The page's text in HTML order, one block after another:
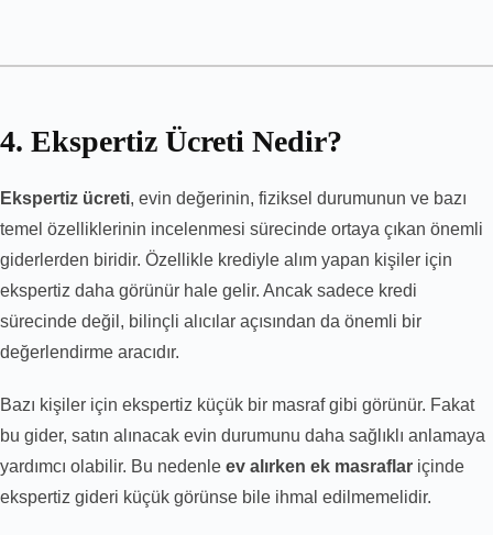
4. Ekspertiz Ücreti Nedir?
Ekspertiz ücreti, evin değerinin, fiziksel durumunun ve bazı
temel özelliklerinin incelenmesi sürecinde ortaya çıkan önemli
giderlerden biridir. Özellikle krediyle alım yapan kişiler için
ekspertiz daha görünür hale gelir. Ancak sadece kredi
sürecinde değil, bilinçli alıcılar açısından da önemli bir
değerlendirme aracıdır.
Bazı kişiler için ekspertiz küçük bir masraf gibi görünür. Fakat
bu gider, satın alınacak evin durumunu daha sağlıklı anlamaya
yardımcı olabilir. Bu nedenle ev alırken ek masraflar içinde
ekspertiz gideri küçük görünse bile ihmal edilmemelidir.